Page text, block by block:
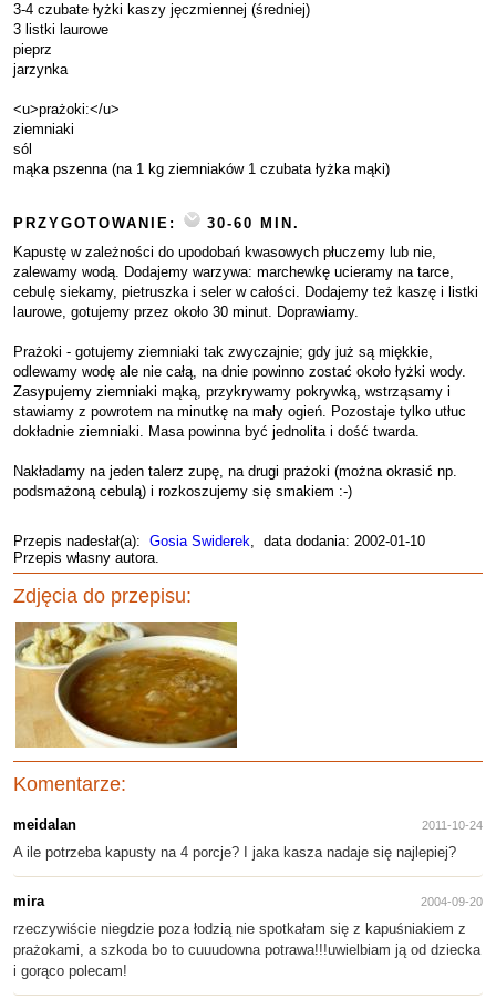
3-4 czubate łyżki kaszy jęczmiennej (średniej)
3 listki laurowe
pieprz
jarzynka
<u>prażoki:</u>
ziemniaki
sól
mąka pszenna (na 1 kg ziemniaków 1 czubata łyżka mąki)
PRZYGOTOWANIE:
30-60 MIN.
Kapustę w zależności do upodobań kwasowych płuczemy lub nie,
zalewamy wodą. Dodajemy warzywa: marchewkę ucieramy na tarce,
cebulę siekamy, pietruszka i seler w całości. Dodajemy też kaszę i listki
laurowe, gotujemy przez około 30 minut. Doprawiamy.
Prażoki - gotujemy ziemniaki tak zwyczajnie; gdy już są miękkie,
odlewamy wodę ale nie całą, na dnie powinno zostać około łyżki wody.
Zasypujemy ziemniaki mąką, przykrywamy pokrywką, wstrząsamy i
stawiamy z powrotem na minutkę na mały ogień. Pozostaje tylko utłuc
dokładnie ziemniaki. Masa powinna być jednolita i dość twarda.
Nakładamy na jeden talerz zupę, na drugi prażoki (można okrasić np.
podsmażoną cebulą) i rozkoszujemy się smakiem :-)
Przepis nadesłał(a): Gosia Swiderek, data dodania: 2002-01-10
Przepis własny autora.
Zdjęcia do przepisu:
Komentarze:
meidalan 2011-10-24
A ile potrzeba kapusty na 4 porcje? I jaka kasza nadaje się najlepiej?
mira 2004-09-20
rzeczywiście niegdzie poza łodzią nie spotkałam się z kapuśniakiem z
prażokami, a szkoda bo to cuuudowna potrawa!!!uwielbiam ją od dziecka
i gorąco polecam!